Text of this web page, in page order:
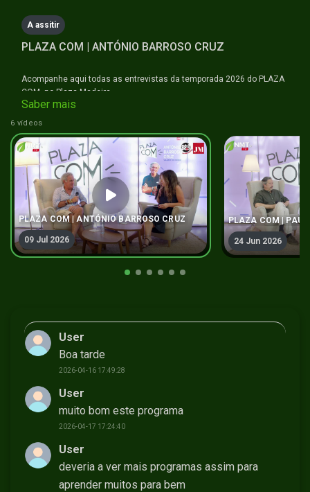
A assitir
PLAZA COM | ANTÓNIO BARROSO CRUZ
Acompanhe aqui todas as entrevistas da temporada 2026 do PLAZA
COM, no Plaza Madeira.
Saber mais
6 vídeos
PLAZA COM | ANTÓNIO BARROSO CRUZ
09 Jul 2026
PLAZA COM |
24 Jun 2026
User
Boa tarde
2026-04-16 17:49:28
User
muito bom este programa
2026-04-17 17:24:40
User
deveria a ver mais programas assim para
aprender muitos para bem